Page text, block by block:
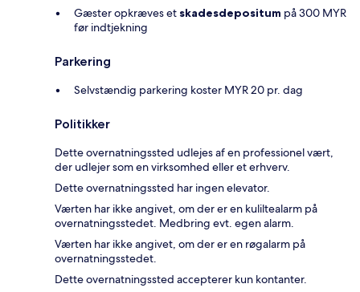
Gæster opkræves et skadesdepositum på 300 MYR
før indtjekning
Parkering
Selvstændig parkering koster MYR 20 pr. dag
Politikker
Dette overnatningssted udlejes af en professionel vært,
der udlejer som en virksomhed eller et erhverv.
Dette overnatningssted har ingen elevator.
Værten har ikke angivet, om der er en kuliltealarm på
overnatningsstedet. Medbring evt. egen alarm.
Værten har ikke angivet, om der er en røgalarm på
overnatningsstedet.
Dette overnatningssted accepterer kun kontanter.